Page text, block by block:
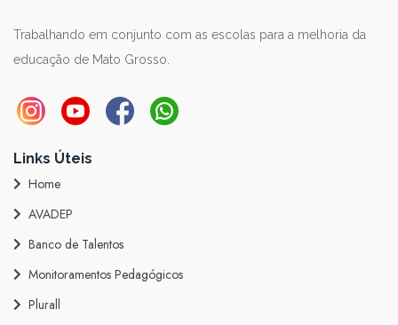
Trabalhando em conjunto com as escolas para a melhoria da
educação de Mato Grosso.
Links Úteis
Home
AVADEP
Banco de Talentos
Monitoramentos Pedagógicos
Plurall